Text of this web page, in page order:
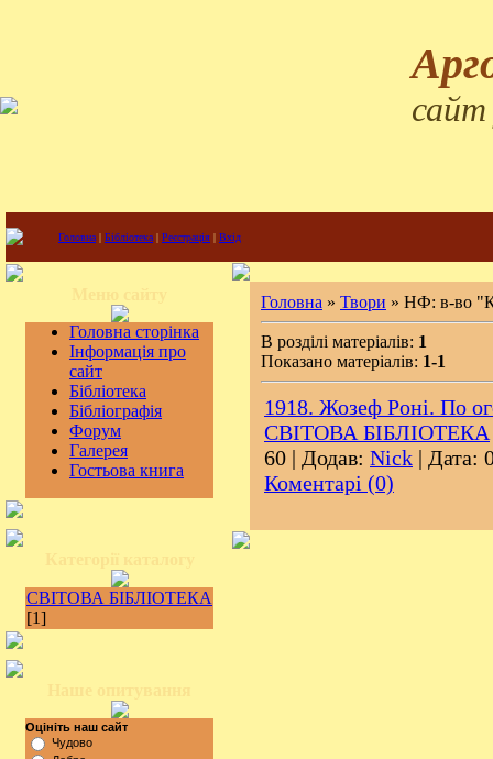
сайт
Головна | Бібліотека | Реєстрація | Вхід
Головна сторінка
Інформація про
сайт
Бібліотека
Бібліографія
Форум
Галерея
Гостьова книга
СВІТОВА БІБЛІОТЕКА
[1]
Оцініть наш сайт
Чудово
Головна » Твори » НФ: в-во
В розділі матеріалів: 1
Показано матеріалів: 1-1
1918. Жозеф Роні. По
СВІТОВА БІБЛІОТЕКА
60 | Додав: Nick | Дата:
Коментарі (0)